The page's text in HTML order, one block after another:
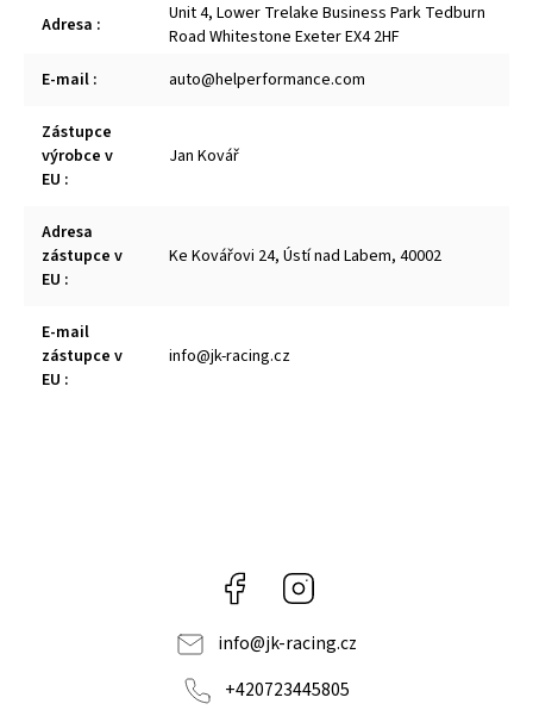
Adresa :
Unit 4, Lower Trelake Business Park Tedburn
Road Whitestone Exeter EX4 2HF
E-mail : auto@helperformance.com
Zástupce
výrobce v
EU :
Jan Kovář
Adresa
zástupce v
EU :
Ke Kovářovi 24, Ústí nad Labem, 40002
E-mail
zástupce v
EU :
info@jk-racing.cz
Facebook
info@jk-racing.cz
+420723445805